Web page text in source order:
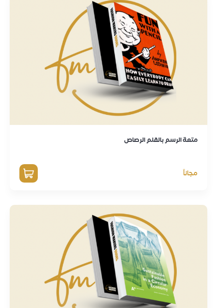
متعة الرسم بالقلم الرصاص
مجاناً